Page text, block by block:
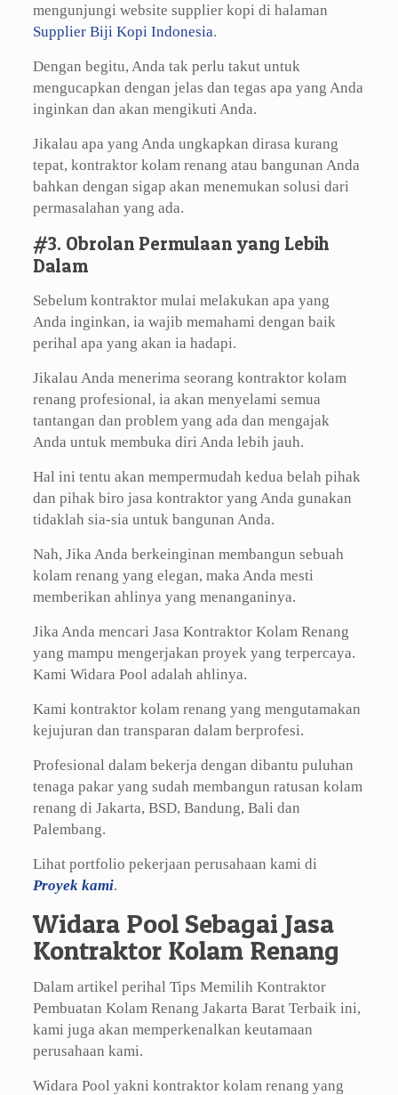
mengunjungi website supplier kopi di halaman
Supplier Biji Kopi Indonesia.
Dengan begitu, Anda tak perlu takut untuk
mengucapkan dengan jelas dan tegas apa yang Anda
inginkan dan akan mengikuti Anda.
Jikalau apa yang Anda ungkapkan dirasa kurang
tepat, kontraktor kolam renang atau bangunan Anda
bahkan dengan sigap akan menemukan solusi dari
permasalahan yang ada.
#3. Obrolan Permulaan yang Lebih
Dalam
Sebelum kontraktor mulai melakukan apa yang
Anda inginkan, ia wajib memahami dengan baik
perihal apa yang akan ia hadapi.
Jikalau Anda menerima seorang kontraktor kolam
renang profesional, ia akan menyelami semua
tantangan dan problem yang ada dan mengajak
Anda untuk membuka diri Anda lebih jauh.
Hal ini tentu akan mempermudah kedua belah pihak
dan pihak biro jasa kontraktor yang Anda gunakan
tidaklah sia-sia untuk bangunan Anda.
Nah, Jika Anda berkeinginan membangun sebuah
kolam renang yang elegan, maka Anda mesti
memberikan ahlinya yang menanganinya.
Jika Anda mencari Jasa Kontraktor Kolam Renang
yang mampu mengerjakan proyek yang terpercaya.
Kami Widara Pool adalah ahlinya.
Kami kontraktor kolam renang yang mengutamakan
kejujuran dan transparan dalam berprofesi.
Profesional dalam bekerja dengan dibantu puluhan
tenaga pakar yang sudah membangun ratusan kolam
renang di Jakarta, BSD, Bandung, Bali dan
Palembang.
Lihat portfolio pekerjaan perusahaan kami di
Proyek kami.
Widara Pool Sebagai Jasa
Kontraktor Kolam Renang
Dalam artikel perihal Tips Memilih Kontraktor
Pembuatan Kolam Renang Jakarta Barat Terbaik ini,
kami juga akan memperkenalkan keutamaan
perusahaan kami.
Widara Pool yakni kontraktor kolam renang yang